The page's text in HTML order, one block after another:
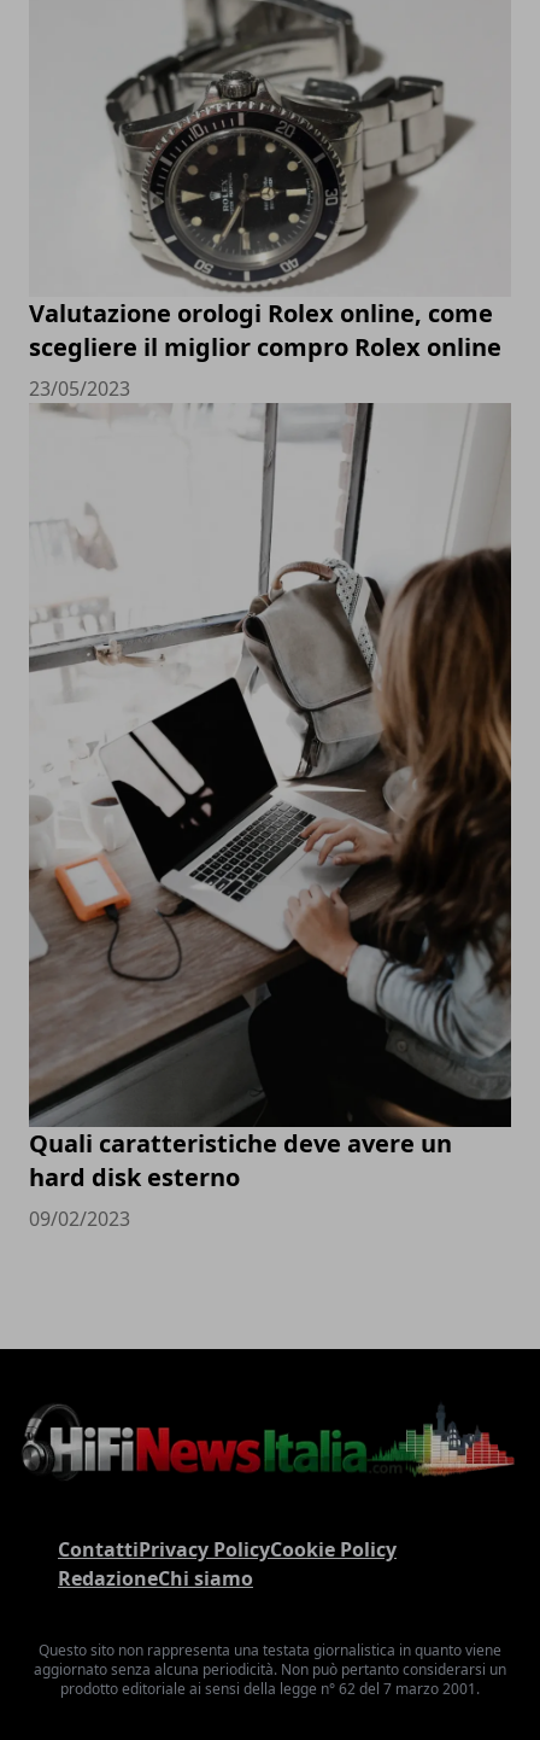
Valutazione orologi Rolex online, come
scegliere il miglior compro Rolex online
23/05/2023
Quali caratteristiche deve avere un
hard disk esterno
09/02/2023
ContattiPrivacy PolicyCookie Policy
RedazioneChi siamo
Questo sito non rappresenta una testata giornalistica in quanto viene
aggiornato senza alcuna periodicità. Non può pertanto considerarsi un
prodotto editoriale ai sensi della legge n° 62 del 7 marzo 2001.